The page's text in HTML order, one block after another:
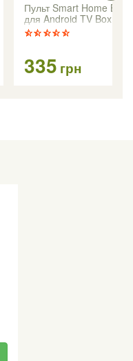
Пульт Smart Home
для Android TV Box
335 грн